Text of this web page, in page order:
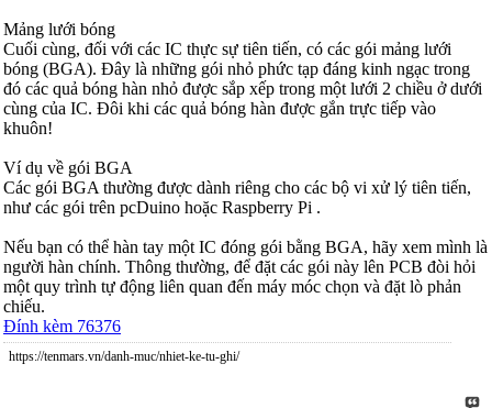
Mảng lưới bóng
Cuối cùng, đối với các IC thực sự tiên tiến, có các gói mảng lưới
bóng (BGA). Đây là những gói nhỏ phức tạp đáng kinh ngạc trong
đó các quả bóng hàn nhỏ được sắp xếp trong một lưới 2 chiều ở dưới
cùng của IC. Đôi khi các quả bóng hàn được gắn trực tiếp vào
khuôn!
Ví dụ về gói BGA
Các gói BGA thường được dành riêng cho các bộ vi xử lý tiên tiến,
như các gói trên pcDuino hoặc Raspberry Pi .
Nếu bạn có thể hàn tay một IC đóng gói bằng BGA, hãy xem mình là
người hàn chính. Thông thường, để đặt các gói này lên PCB đòi hỏi
một quy trình tự động liên quan đến máy móc chọn và đặt lò phản
chiếu.
Đính kèm 76376
https://tenmars.vn/danh-muc/nhiet-ke-tu-ghi/